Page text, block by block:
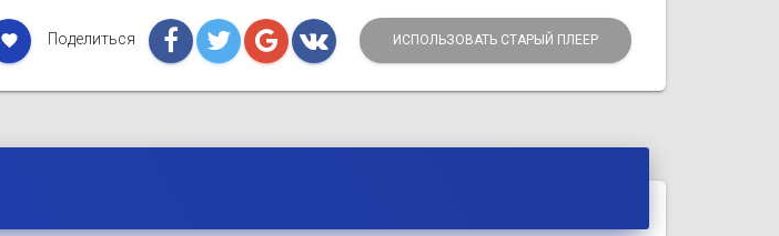
favorite Поделиться ИСПОЛЬЗОВАТЬ СТАРЫЙ ПЛЕЕР